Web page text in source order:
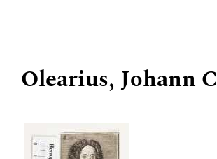
Olearius, Johann